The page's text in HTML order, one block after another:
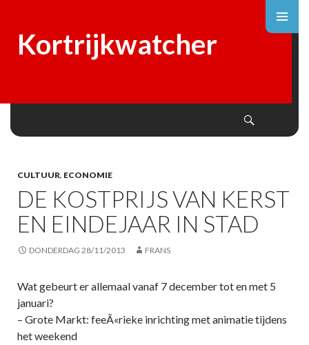
Kortrijkwatcher
CULTUUR, ECONOMIE
DE KOSTPRIJS VAN KERST
EN EINDEJAAR IN STAD
DONDERDAG 28/11/2013 FRANS
Wat gebeurt er allemaal vanaf 7 december tot en met 5
januari?
– Grote Markt: feeÃ«rieke inrichting met animatie tijdens
het weekend